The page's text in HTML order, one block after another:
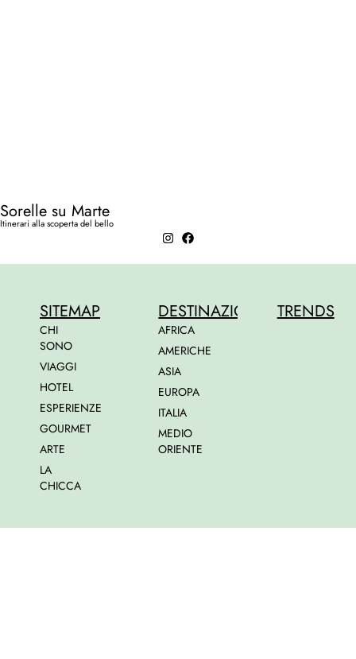
Sorelle su Marte
Itinerari alla scoperta del bello
SITEMAP
CHI
SONO
VIAGGI
HOTEL
ESPERIENZE
GOURMET
ARTE
LA
CHICCA
DESTINAZIONI
AFRICA
AMERICHE
ASIA
EUROPA
ITALIA
MEDIO
ORIENTE
TRENDS